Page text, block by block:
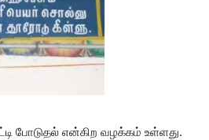
போடுதல் என்கிற வழக்கம் உள்ளது.